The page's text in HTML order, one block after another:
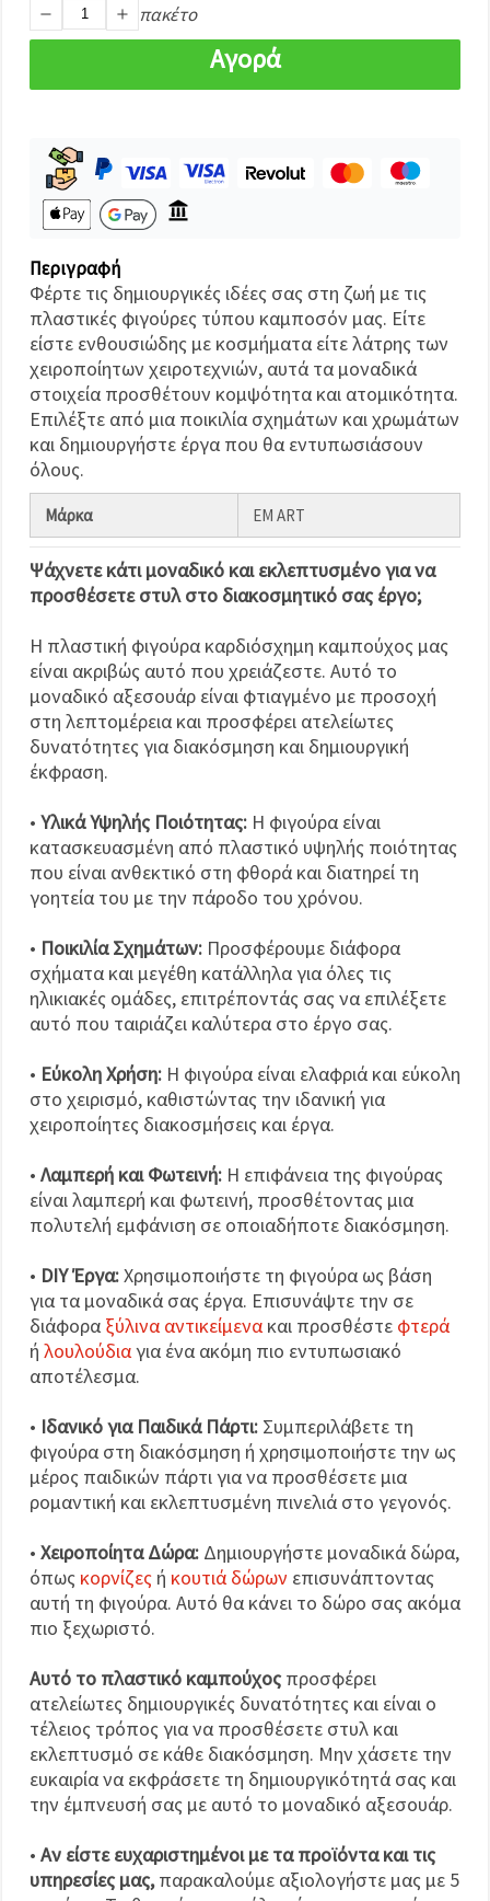
επιλέγοντας
κουμπί
Αποθήκευση.
Στον
Ρυθμίσεις
πακέτο
Αγορά
Περιγραφή
Φέρτε τις δημιουργικές ιδέες σας στη ζωή με τις
πλαστικές φιγούρες τύπου καμποσόν μας. Είτε
είστε ενθουσιώδης με κοσμήματα είτε λάτρης των
χειροποίητων χειροτεχνιών, αυτά τα μοναδικά
στοιχεία προσθέτουν κομψότητα και ατομικότητα.
Επιλέξτε από μια ποικιλία σχημάτων και χρωμάτων
και δημιουργήστε έργα που θα εντυπωσιάσουν
όλους.
Μάρκα EM ART
Ψάχνετε κάτι μοναδικό και εκλεπτυσμένο για να
προσθέσετε στυλ στο διακοσμητικό σας έργο;
Η πλαστική φιγούρα καρδιόσχημη καμπούχος μας
είναι ακριβώς αυτό που χρειάζεστε. Αυτό το
μοναδικό αξεσουάρ είναι φτιαγμένο με προσοχή
στη λεπτομέρεια και προσφέρει ατελείωτες
δυνατότητες για διακόσμηση και δημιουργική
έκφραση.
• Υλικά Υψηλής Ποιότητας: Η φιγούρα είναι
κατασκευασμένη από πλαστικό υψηλής ποιότητας
που είναι ανθεκτικό στη φθορά και διατηρεί τη
γοητεία του με την πάροδο του χρόνου.
• Ποικιλία Σχημάτων: Προσφέρουμε διάφορα
σχήματα και μεγέθη κατάλληλα για όλες τις
ηλικιακές ομάδες, επιτρέποντάς σας να επιλέξετε
αυτό που ταιριάζει καλύτερα στο έργο σας.
• Εύκολη Χρήση: Η φιγούρα είναι ελαφριά και εύκολη
στο χειρισμό, καθιστώντας την ιδανική για
χειροποίητες διακοσμήσεις και έργα.
• Λαμπερή και Φωτεινή: Η επιφάνεια της φιγούρας
είναι λαμπερή και φωτεινή, προσθέτοντας μια
πολυτελή εμφάνιση σε οποιαδήποτε διακόσμηση.
• DIY Έργα:Χρησιμοποιήστε τη φιγούρα ως βάση
για τα μοναδικά σας έργα. Επισυνάψτε την σε
διάφορα ξύλινα αντικείμενα και προσθέστε φτερά
ή λουλούδιαγια ένα ακόμη πιο εντυπωσιακό
αποτέλεσμα.
• Ιδανικό για Παιδικά Πάρτι: Συμπεριλάβετε τη
φιγούρα στη διακόσμηση ή χρησιμοποιήστε την ως
μέρος παιδικών πάρτι για να προσθέσετε μια
ρομαντική και εκλεπτυσμένη πινελιά στο γεγονός.
• Χειροποίητα Δώρα: Δημιουργήστε μοναδικά δώρα,
όπως κορνίζες ή κουτιά δώρων επισυνάπτοντας
αυτή τη φιγούρα. Αυτό θα κάνει το δώρο σας ακόμα
πιο ξεχωριστό.
Αυτό το πλαστικό καμπούχοςπροσφέρει
ατελείωτες δημιουργικές δυνατότητες και είναι ο
τέλειος τρόπος για να προσθέσετε στυλ και
εκλεπτυσμό σε κάθε διακόσμηση. Μην χάσετε την
ευκαιρία να εκφράσετε τη δημιουργικότητά σας και
την έμπνευσή σας με αυτό το μοναδικό αξεσουάρ.
• Αν είστε ευχαριστημένοι με τα προϊόντα και τις
υπηρεσίες μας,παρακαλούμε αξιολογήστε μας με 5